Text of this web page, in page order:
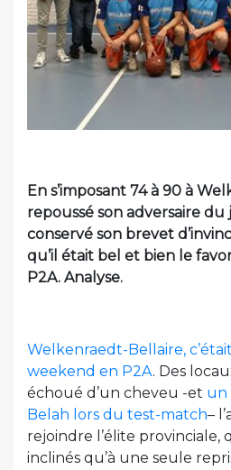
En s’imposant 74 à 90 à
repoussé son adversaire
conservé son brevet
qu’il était bel et bien le
P2A. Analyse.
Welkenraedt-Bellaire,
weekend en P2A. Des
échoué d’un cheveu -et un
Belah lors du test-match–
rejoindre l’élite provinciale,
inclinés qu’à une seule